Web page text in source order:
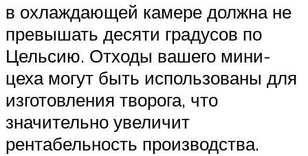
в охлаждающей камере должна не
превышать десяти градусов по
Цельсию. Отходы вашего мини-
цеха могут быть использованы для
изготовления творога, что
значительно увеличит
рентабельность производства.